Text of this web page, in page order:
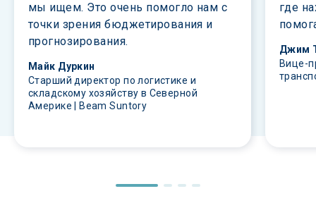
мы ищем. Это очень помогло нам с
точки зрения бюджетирования и
прогнозирования.
Майк Дуркин
Старший директор по логистике и
складскому хозяйству в Северной
Америке | Beam Suntory
где
Джим
Вице-